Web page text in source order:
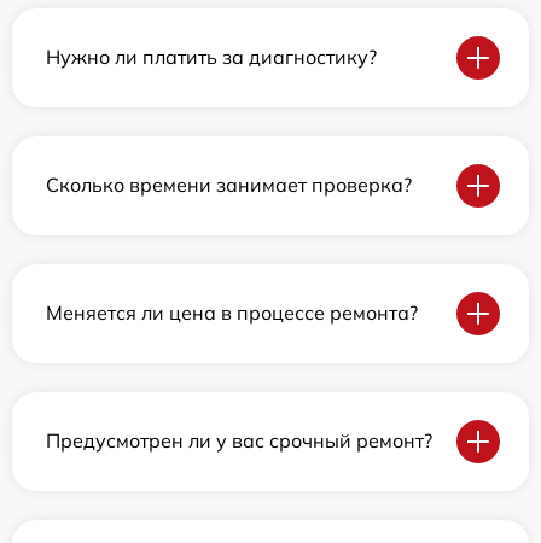
Нужно ли платить за диагностику?
Сколько времени занимает проверка?
Меняется ли цена в процессе ремонта?
Предусмотрен ли у вас срочный ремонт?